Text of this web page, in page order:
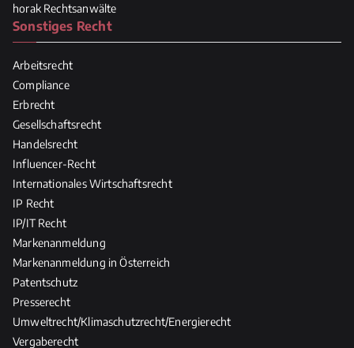
horak Rechtsanwälte
Sonstiges Recht
Arbeitsrecht
Compliance
Erbrecht
Gesellschaftsrecht
Handelsrecht
Influencer-Recht
Internationales Wirtschaftsrecht
IP Recht
IP/IT Recht
Markenanmeldung
Markenanmeldung in Österreich
Patentschutz
Presserecht
Umweltrecht/Klimaschutzrecht/Energierecht
Vergaberecht